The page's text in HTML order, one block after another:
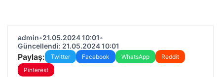
admin•21.05.2024 10:01•
Güncellendi: 21.05.2024 10:01
Paylaş: Twitter Facebook WhatsApp
Reddit
Pinterest